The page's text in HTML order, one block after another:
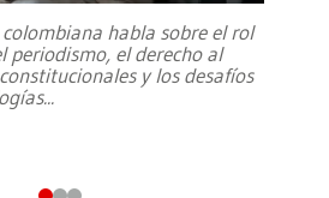
habla sobre el rol
periodismo, el derecho al
y los desafíos
...